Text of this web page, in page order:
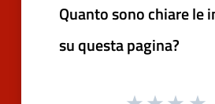
Quanto sono chiare le
su questa pagina?